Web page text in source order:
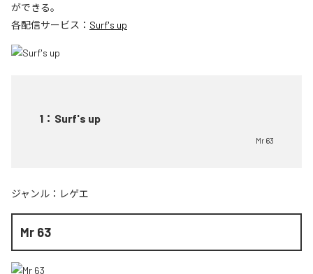
ができる。
各配信サービス： Surf's up
1 ： Surf's up
Mr 63
ジャンル： レゲエ
Mr 63